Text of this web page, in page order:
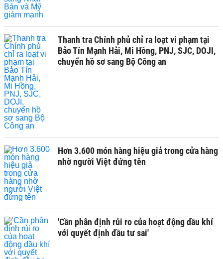
Thanh tra Chính phủ chỉ ra loạt vi phạm tại
Bảo Tín Mạnh Hải, Mi Hồng, PNJ, SJC, DOJI,
chuyển hồ sơ sang Bộ Công an
Hơn 3.600 món hàng hiệu giả trong cửa hàng
nhờ người Việt đứng tên
'Cần phân định rủi ro của hoạt động dầu khí
với quyết định đầu tư sai'